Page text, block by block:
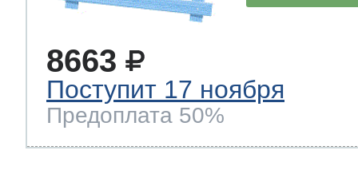
8663
Поступит 17 ноября
Предоплата 50%